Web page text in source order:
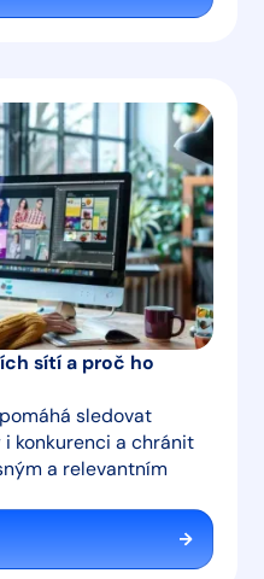
sítí a proč ho
sledovat
konkurenci a chránit
a relevantním